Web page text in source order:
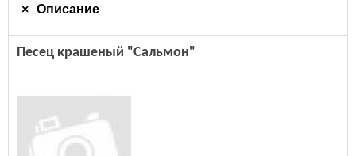
Описание
Песец крашеный "Сальмон"